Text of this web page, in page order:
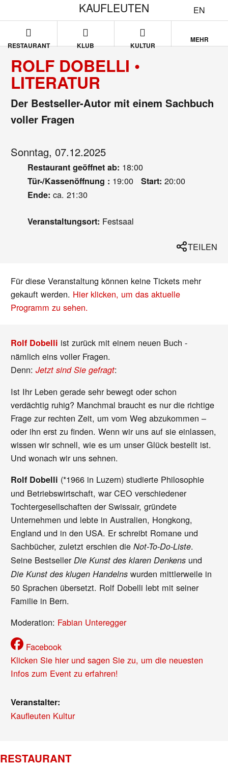
EN
KAUFLEUTEN
RESTAURANT KLUB KULTUR
MEHR
ROLF DOBELLI •
LITERATUR
Der Bestseller-Autor mit einem Sachbuch
voller Fragen
Sonntag, 07.12.2025
Restaurant geöffnet ab: 18:00
Tür-/Kassenöffnung : 19:00 Start: 20:00
Ende: ca. 21:30
Veranstaltungsort: Festsaal
TEILEN
Für diese Veranstaltung können keine Tickets mehr
gekauft werden. Hier klicken, um das aktuelle
Programm zu sehen.
Rolf Dobelli ist zurück mit einem neuen Buch -
nämlich eins voller Fragen.
Denn:Jetzt sind Sie gefragt:
Ist Ihr Leben gerade sehr bewegt oder schon
verdächtig ruhig? Manchmal braucht es nur die richtige
Frage zur rechten Zeit, um vom Weg abzukommen –
oder ihn erst zu finden. Wenn wir uns auf sie einlassen,
wissen wir schnell, wie es um unser Glück bestellt ist.
Und wonach wir uns sehnen.
Rolf Dobelli (*1966 in Luzern) studierte Philosophie
und Betriebswirtschaft, war CEO verschiedener
Tochtergesellschaften der Swissair, gründete
Unternehmen und lebte in Australien, Hongkong,
England und in den USA. Er schreibt Romane und
Sachbücher, zuletzt erschien die Not-To-Do-Liste.
Seine BestsellerDie Kunst des klaren Denkens und
Die Kunst des klugen Handelns wurden mittlerweile in
50 Sprachen übersetzt. Rolf Dobelli lebt mit seiner
Familie in Bern.
Moderation: Fabian Unteregger
Facebook
Klicken Sie hier und sagen Sie zu, um die neuesten
Infos zum Event zu erfahren!
Veranstalter:
Kaufleuten Kultur
RESTAURANT